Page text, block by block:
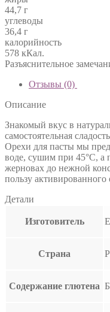
44,7 г
углеводы
36,4 г
калорийность
578 кКал.
Разъяснительное
Отзывы (0)
Описание
Знакомый вкус в
самостоятельная
Орехи для пасты мы
воде, сушим при 45°С, а
жерновах до нежной
пользу активированного
Детали
Изготовитель
Страна
Содержание глютена